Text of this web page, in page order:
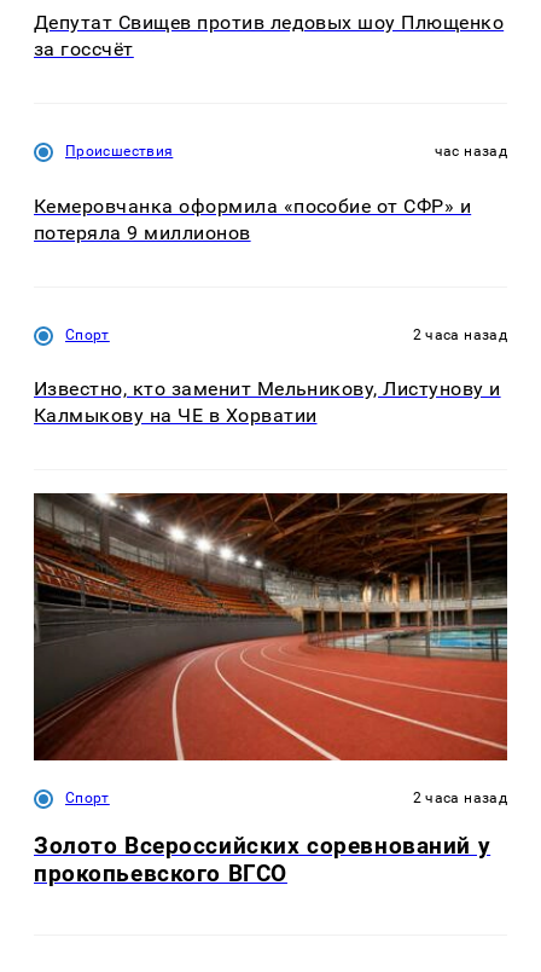
Депутат Свищев против ледовых шоу Плющенко
за госсчёт
Происшествия час назад
Кемеровчанка оформила «пособие от СФР» и
потеряла 9 миллионов
Спорт 2 часа назад
Известно, кто заменит Мельникову, Листунову и
Калмыкову на ЧЕ в Хорватии
Спорт 2 часа назад
Золото Всероссийских соревнований у
прокопьевского ВГСО